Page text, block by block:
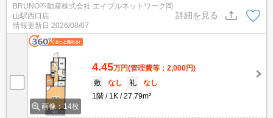
BRUNO不動産株式会社 エイブルネットワーク岡
山駅西口店
情報更新日 2026/08/07
詳細を見る
画像：14枚
4.45万円(管理費等：2,000円)
敷
なし 礼
なし
1階
1K 27.79m²